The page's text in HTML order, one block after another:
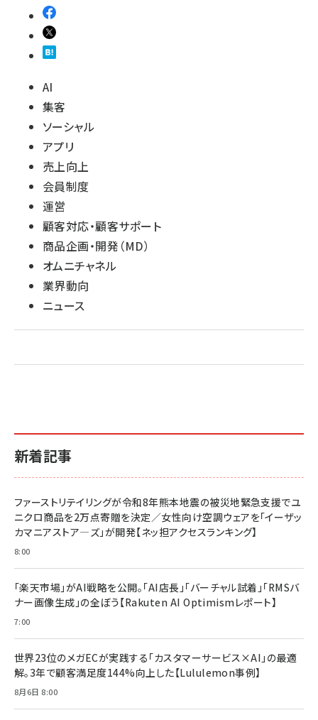
AI
集客
ソーシャル
アプリ
売上向上
会員制度
運営
顧客対応・顧客サポート
商品企画・開発（MD）
オムニチャネル
業界動向
ニュース
新着記事
ファーストリテイリングが令和8年熊本地震の被災地緊急支援でユ
ニクロ商品を2万点寄贈を決定／女性向け空調ウェアを「イーザッ
カマニアストア―ズ」が開発【ネッ担アクセスランキング】
8:00
「楽天市場」がAI戦略を公開。「AI店長」「バーチャル試着」「RMSバ
ナー画像生成」の全ぼう【Rakuten AI Optimismレポート】
7:00
世界23位のメガECが実践する「カスタマーサービス×AI」の最適
解。3年で顧客満足度144%向上した【Lululemon事例】
8月6日 8:00